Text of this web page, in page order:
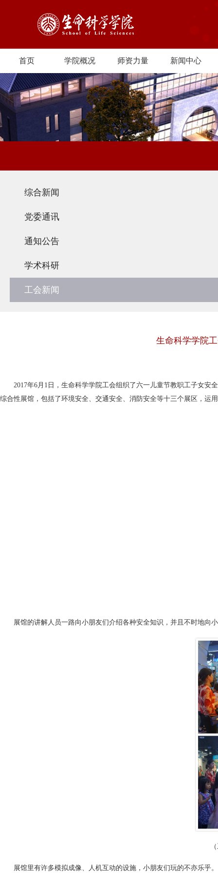
首页 学院概况 师资力量 新闻中心
综合新闻
党委通讯
通知公告
学术科研
工会新闻
生命科学学院
2017年6月1日，生命科学学院工会组织了六一儿童节教职工子女
综合性展馆，包括了环境安全、交通安全、消防安全等十三个展区，运
展馆的讲解人员一路向小朋友们介绍各种安全知识，并且不时地向
展馆里有许多模拟成像、人机互动的设施，小朋友们玩的不亦乐乎。